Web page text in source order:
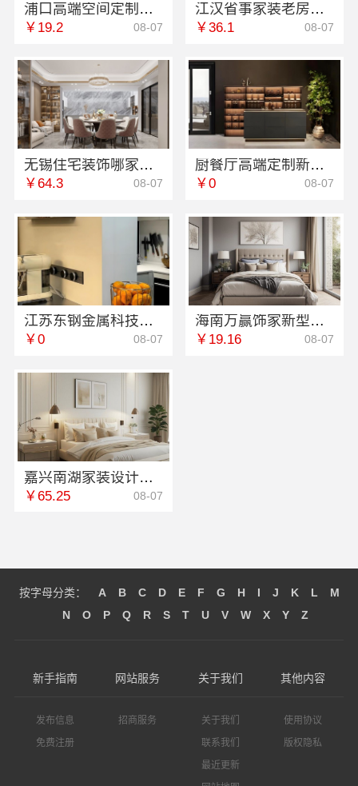
浦口高端空间定制，南京市创亿讯环保全包更省心
￥19.2 08-07
江汉省事家装老房翻新，本地快装（湖北）科技有限公司省心无忧
￥36.1 08-07
无锡住宅装饰哪家好，无锡亿莱居装饰工程材料有限公司
￥64.3 08-07
厨餐厅高端定制新中式多少钱-江苏东钢金属家居有限公司
￥0 08-07
江苏东钢金属科技有限公司304不锈钢家具全国地址
￥0 08-07
海南万赢饰家新型建筑材料有限公司透明明细报价
￥19.16 08-07
嘉兴南湖家装设计全包环保材料，嘉兴美派建材科技有限公司
￥65.25 08-07
按字母分类： A B C D E F G H I J K L
M
N
O P Q R S T U V W X Y Z
新手指南
发布信息
免费注册
网站服务
招商服务
关于我们
关于我们
联系我们
最近更新
其他内容
使用协议
版权隐私